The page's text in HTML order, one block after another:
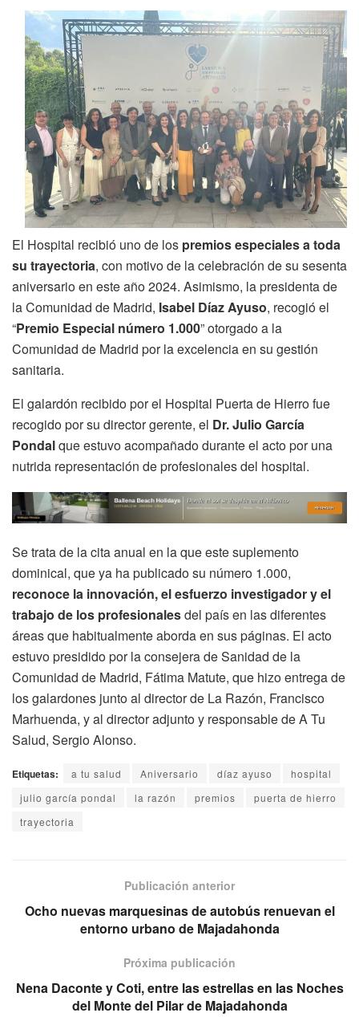
El Hospital recibió uno de los premios especiales a toda
su trayectoria, con motivo de la celebración de su sesenta
aniversario en este año 2024. Asimismo, la presidenta de
la Comunidad de Madrid, Isabel Díaz Ayuso, recogió el
“Premio Especial número 1.000” otorgado a la
Comunidad de Madrid por la excelencia en su gestión
sanitaria.
El galardón recibido por el Hospital Puerta de Hierro fue
recogido por su director gerente, el Dr. Julio García
Pondalque estuvo acompañado durante el acto por una
nutrida representación de profesionales del hospital.
Se trata de la cita anual en la que este suplemento
dominical, que ya ha publicado su número 1.000,
reconoce la innovación, el esfuerzo investigador y el
trabajo de los profesionalesdel país en las diferentes
áreas que habitualmente aborda en sus páginas. El acto
estuvo presidido por la consejera de Sanidad de la
Comunidad de Madrid, Fátima Matute, que hizo entrega de
los galardones junto al director de La Razón, Francisco
Marhuenda, y al director adjunto y responsable de A Tu
Salud, Sergio Alonso.
Etiquetas: a tu salud Aniversario díaz ayuso
hospital
julio garcía pondal
la razón premios
puerta de hierro
trayectoria
Publicación anterior
Ocho nuevas marquesinas de autobús renuevan el
entorno urbano de Majadahonda
Próxima publicación
Nena Daconte y Coti, entre las estrellas en las Noches
del Monte del Pilar de Majadahonda